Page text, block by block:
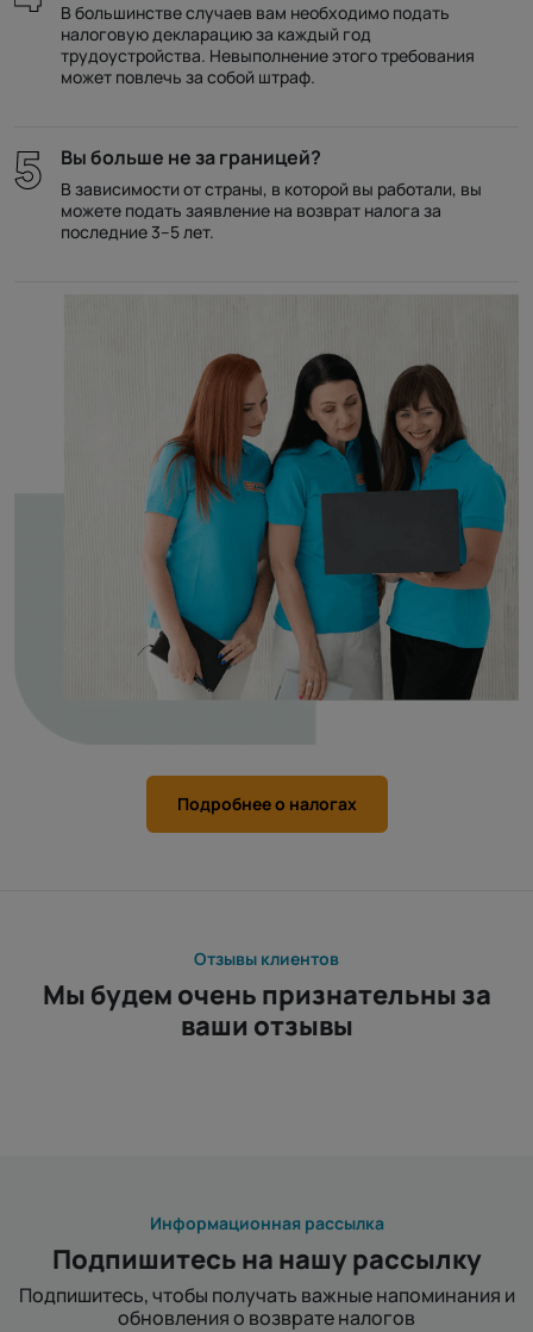
В большинстве случаев вам необходимо подать
налоговую декларацию за каждый год
трудоустройства. Невыполнение этого требования
может повлечь за собой штраф.
Вы больше не за границей?
В зависимости от страны, в которой вы работали, вы
можете подать заявление на возврат налога за
последние 3–5 лет.
Подробнее о налогах
Отзывы клиентов
Мы будем очень признательны за
ваши отзывы
Информационная рассылка
Подпишитесь на нашу рассылку
Подпишитесь, чтобы получать важные напоминания и
обновления о возврате налогов